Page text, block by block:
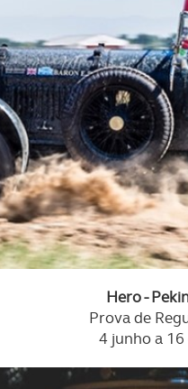
Hero -
Prova de
4 junho a